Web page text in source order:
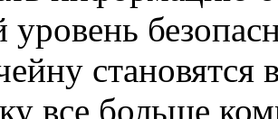
уровень
все больше